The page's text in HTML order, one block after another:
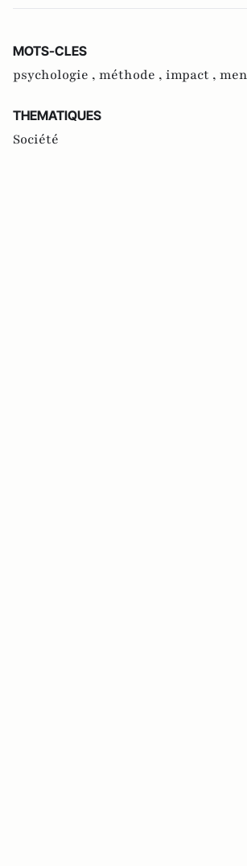
MOTS-CLES
psychologie , méthode , impact ,
THEMATIQUES
Société